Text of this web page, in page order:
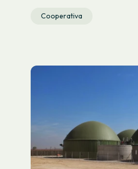
Cooperativa